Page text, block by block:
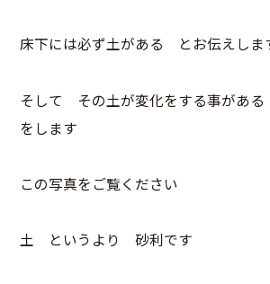
床下には必ず土がある とお伝えしま
そして その土が変化をする事があ
をします
この写真をご覧ください
土 というより 砂利です